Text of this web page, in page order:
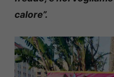
calore”.